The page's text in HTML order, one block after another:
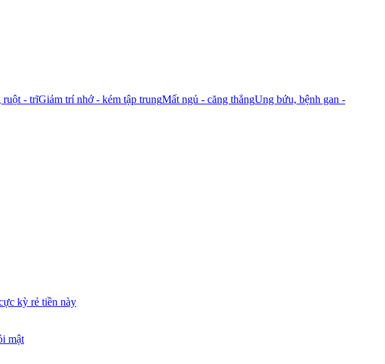
ruột - trĩGiảm trí nhớ - kém tập trungMất ngủ - căng thẳngUng bứu, bệnh gan -
kỳ rẻ tiền này
mật